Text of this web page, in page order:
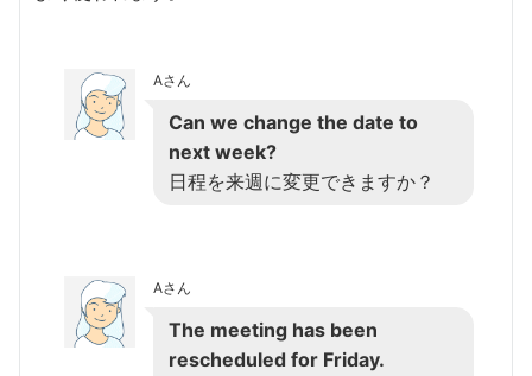
Aさん
Can we change the date to
next week?
日程を来週に変更できますか？
Aさん
The meeting has been
rescheduled for Friday.